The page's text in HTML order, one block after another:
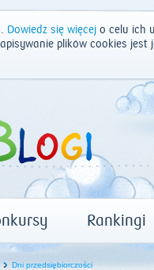
Dowiedz się więcej o celu ich
plików cookies
Rankingi
Dni przedsiębiorczości